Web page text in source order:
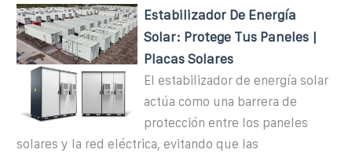
Estabilizador De Energía
Solar: Protege Tus Paneles |
Placas Solares
El estabilizador de energía solar
actúa como una barrera de
protección entre los paneles
solares y la red eléctrica, evitando que las